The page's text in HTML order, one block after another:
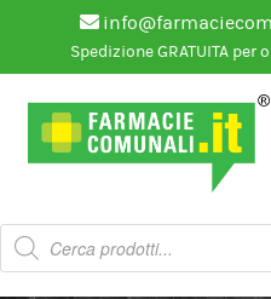
Spedizione GRATUITA
Vai
alla
navigazione
Vai
al
contenuto
Products
search